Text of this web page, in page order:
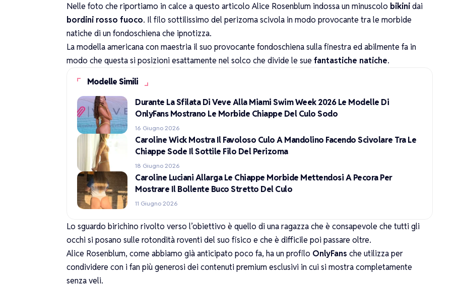
Nelle foto che riportiamo in calce a questo articolo Alice Rosenblum indossa un minuscolo bikinidai
bordini rosso fuoco. Il filo sottilissimo del perizoma scivola in modo provocante tra le morbide
natiche di un fondoschiena che ipnotizza.
Lamodella americanacon maestria il suo provocante fondoschiena sulla finestra ed abilmente fa in
modo che questa si posizioni esattamente nel solco che divide le sue fantastiche natiche.
Modelle Simili
Durante La Sfilata Di Veve Alla Miami Swim Week 2026 Le Modelle Di
OnlyFans Mostrano Le Morbide Chiappe Del Culo Sodo
16 Giugno 2026
Caroline Wick Mostra Il Favoloso Culo A Mandolino Facendo Scivolare Tra Le
Chiappe Sode Il Sottile Filo Del Perizoma
18 Giugno 2026
Caroline Luciani Allarga Le Chiappe Morbide Mettendosi A Pecora Per
Mostrare Il Bollente Buco Stretto Del Culo
11 Giugno 2026
Lo sguardo birichino rivolto verso l’obiettivo è quello di una ragazza che è consapevole che tutti gli
occhi si posano sulle rotondità roventi del suo fisico e che è difficile poi passare oltre.
Alice Rosenblum, come abbiamo già anticipato poco fa, ha un profilo OnlyFans che utilizza per
condividere con i fan più generosi dei contenuti premium esclusivi in cui si mostra completamente
senza veli.